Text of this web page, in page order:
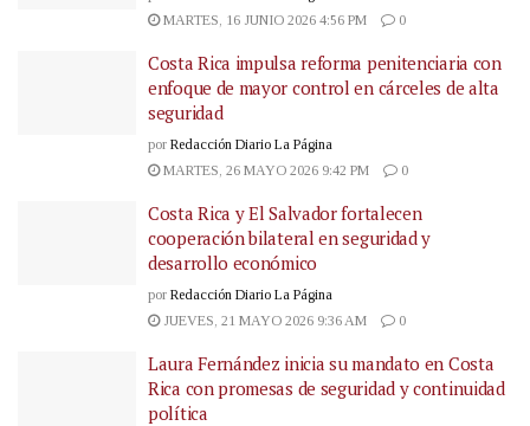
MARTES, 16 JUNIO 2026 4:56 PM
0
Costa Rica impulsa reforma penitenciaria con
enfoque de mayor control en cárceles de alta
seguridad
por Redacción Diario La Página
MARTES, 26 MAYO 2026 9:42 PM
0
Costa Rica y El Salvador fortalecen
cooperación bilateral en seguridad y
desarrollo económico
por Redacción Diario La Página
JUEVES, 21 MAYO 2026 9:36 AM
0
Laura Fernández inicia su mandato en Costa
Rica con promesas de seguridad y continuidad
política